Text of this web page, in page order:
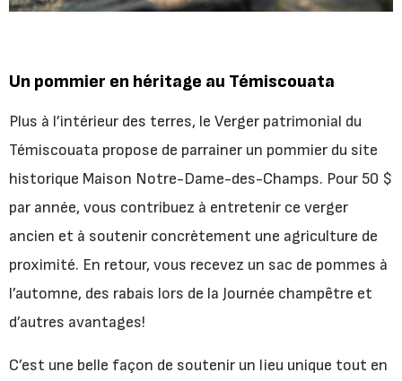
Un pommier en héritage au Témiscouata
Plus à l’intérieur des terres, le Verger patrimonial du
Témiscouata propose de parrainer un pommier du site
historique Maison Notre-Dame-des-Champs. Pour 50 $
par année, vous contribuez à entretenir ce verger
ancien et à soutenir concrètement une agriculture de
proximité. En retour, vous recevez un sac de pommes à
l’automne, des rabais lors de la Journée champêtre et
d’autres avantages!
C’est une belle façon de soutenir un lieu unique tout en